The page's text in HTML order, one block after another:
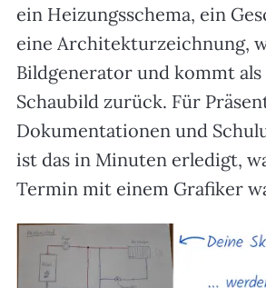
ein Heizungsschema, ein
eine Architekturzeichnung,
Bildgenerator und kommt als
Schaubild zurück. Für
Dokumentationen und
ist das in Minuten erledigt,
Termin mit einem Grafiker